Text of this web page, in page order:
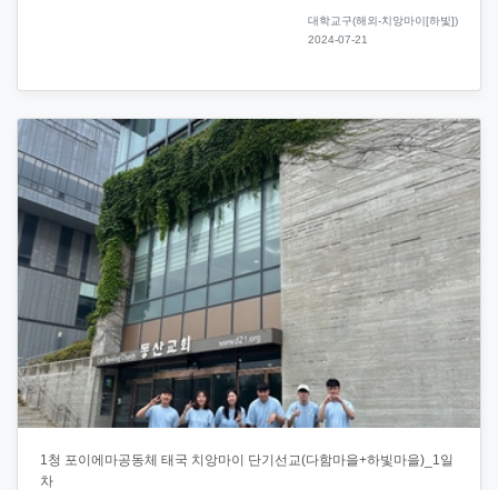
대학교구(해외-치앙마이[하빛])
2024-07-21
1청 포이에마공동체 태국 치앙마이 단기선교(다함마을+하빛마을)_1일
차